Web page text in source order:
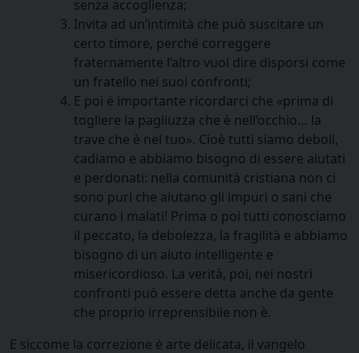
senza accoglienza;
Invita ad un’intimità che può suscitare un
certo timore, perché correggere
fraternamente l’altro vuol dire disporsi come
un fratello nei suoi confronti;
E poi è importante ricordarci che «prima di
togliere la pagliuzza che è nell’occhio… la
trave che è nel tuo». Cioè tutti siamo deboli,
cadiamo e abbiamo bisogno di essere aiutati
e perdonati: nella comunità cristiana non ci
sono puri che aiutano gli impuri o sani che
curano i malati! Prima o poi tutti conosciamo
il peccato, la debolezza, la fragilità e abbiamo
bisogno di un aiuto intelligente e
misericordioso. La verità, poi, nei nostri
confronti può essere detta anche da gente
che proprio irreprensibile non è.
E siccome la correzione è arte delicata, il vangelo